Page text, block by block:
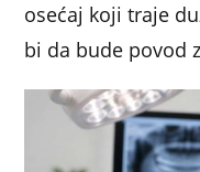
osećaj koji traje
bi da bude povod